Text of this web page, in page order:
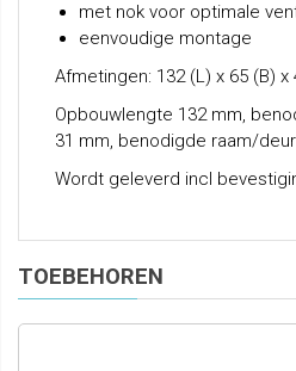
met nok voor optimale
eenvoudige montage
Afmetingen: 132 (L) x 65 (B) x
Opbouwlengte 132 mm,
31 mm, benodigde raam/
Wordt geleverd incl
TOEBEHOREN